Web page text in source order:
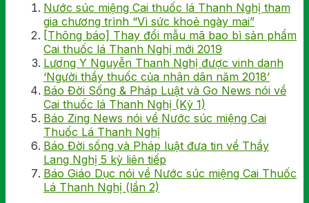
Nước súc miệng Cai thuốc lá Thanh Nghị tham
gia chương trình “Vì sức khoẻ ngày mai”
[Thông báo] Thay đổi mẫu mã bao bì sản phẩm
Cai thuốc lá Thanh Nghị mới 2019
Lương Y Nguyễn Thanh Nghị được vinh danh
‘Người thầy thuốc của nhân dân năm 2018’
Báo Đời Sống & Pháp Luật và Go News nói về
Cai thuốc lá Thanh Nghị (Kỳ 1)
Báo Zing News nói về Nước súc miệng Cai
Thuốc Lá Thanh Nghị
Báo Đời sống và Pháp luật đưa tin về Thầy
Lang Nghị 5 kỳ liên tiếp
Báo Giáo Dục nói về Nước súc miệng Cai Thuốc
Lá Thanh Nghị (lần 2)